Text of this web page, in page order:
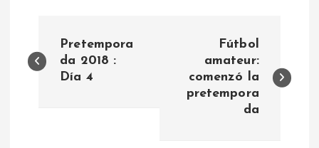
a
Pretempora
da 2018 :
Día 4
Fútbol
amateur:
comenzó la
pretempora
da